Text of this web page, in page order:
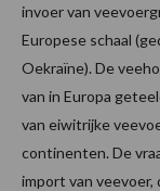
invoer van
Europese schaal
Oekraïne). De
van in Europa
van eiwitrijke
continenten. De
import van